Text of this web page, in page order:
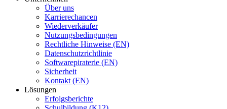
Über uns
Karrierechancen
Wiederverkäufer
Nutzungsbedingungen
Rechtliche Hinweise (EN)
Datenschutzrichtlinie
Softwarepiraterie (EN)
Sicherheit
Kontakt (EN)
Lösungen
Erfolgsberichte